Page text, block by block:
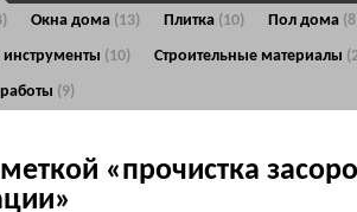
Окна дома (13) Плитка (10) Пол дома
(10) Строительные материалы
(9)
«прочистка